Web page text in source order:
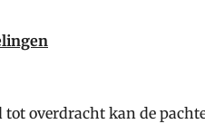
overdracht kan de